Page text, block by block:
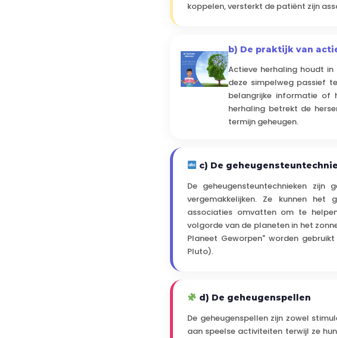
koppelen, versterkt de patiënt zijn
b) De praktijk van
Actieve herhaling houdt
deze simpelweg passief
belangrijke informatie of
herhaling betrekt de
termijn geheugen.
c) De
De geheugensteuntechnieken
vergemakkelijken. Ze kunnen het
associaties omvatten om te
volgorde van de planeten in het
Planeet Geworpen" worden
Pluto).
d) De geheugenspellen
De geheugenspellen zijn zowel
aan speelse activiteiten terwijl ze